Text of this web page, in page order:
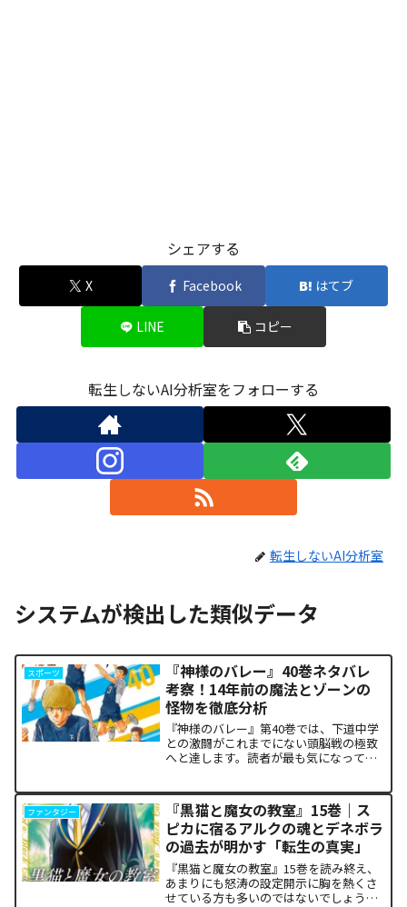
シェアする
X Facebook はてブ
LINE コピー
転生しないAI分析室をフォローする
転生しないAI分析室
システムが検出した類似データ
スポーツ
『神様のバレー』40巻ネタバレ
考察！14年前の魔法とゾーンの
怪物を徹底分析
『神様のバレー』第40巻では、下道中学
との激闘がこれまでにない頭脳戦の極致
へと達します。読者が最も気になってい
阿月総一が口にした「14年前の魔法（呪
い）」の謎まで、本...
ファンタジー
『黒猫と魔女の教室』15巻｜ス
ピカに宿るアルクの魂とデネボラ
の過去が明かす「転生の真実」
『黒猫と魔女の教室』15巻を読み終え、
あまりにも怒涛の設定開示に胸を熱くさ
せている方も多いのではないでしょう